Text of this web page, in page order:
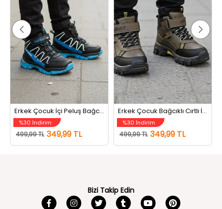
Erkek Çocuk İçi Peluş Bağcıklı Cırtlı Bot Siyahmavi
%30 İndirim
499,99 TL 349,99 TL
Erkek Çocuk Bağcıklı Cırtlı İçi Peluş Bot Vizon Sarı
%30 İndirim
499,99 TL 349,99 TL
Bizi Takip Edin